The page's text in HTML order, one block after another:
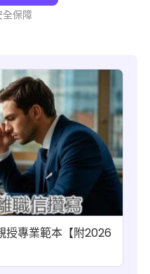
授專業範本【附2026